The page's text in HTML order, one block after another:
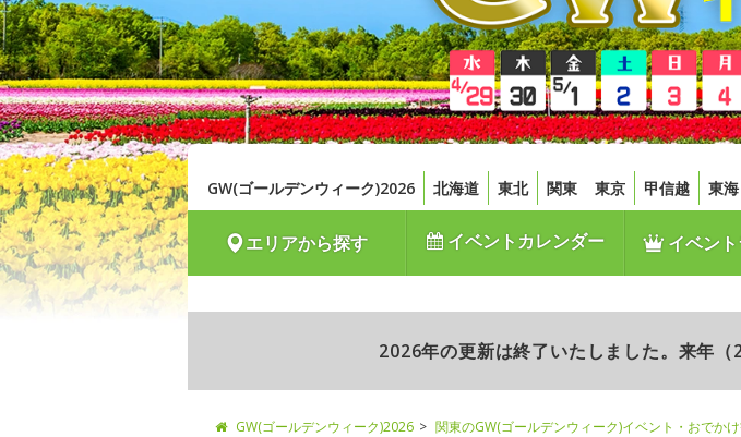
GW(ゴールデンウィーク)2026 北海道 東北 関東 東京 甲信越 東海
エリアから探す イベントカレンダー イベント
2026年の更新は終了いたしました。来年（
GW(ゴールデンウィーク)2026 関東のGW(ゴールデンウィーク)イベント・おでか